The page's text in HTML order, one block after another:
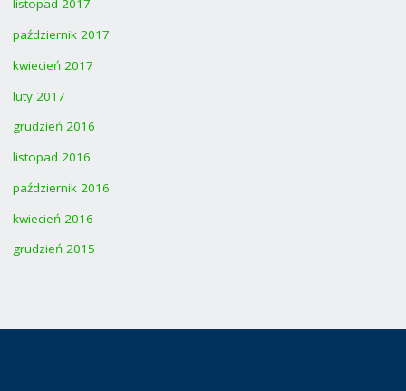
listopad 2017
październik 2017
kwiecień 2017
luty 2017
grudzień 2016
listopad 2016
październik 2016
kwiecień 2016
grudzień 2015